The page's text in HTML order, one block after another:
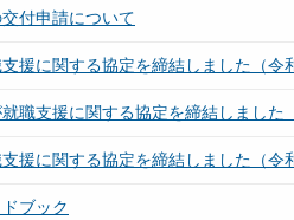
付申請について
援に関する協定を締結しました（令
職支援に関する協定を締結しました
援に関する協定を締結しました（令
ブック